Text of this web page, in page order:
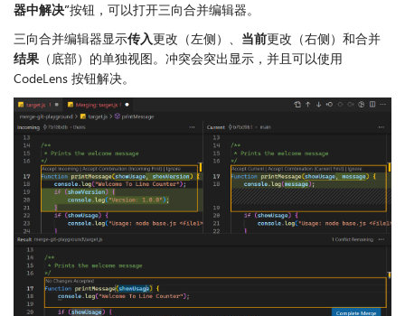
器中解决”按钮，可以打开三向合并编辑器。
三向合并编辑器显示传入更改（左侧）、 当前更改（右侧）和合并
结果 （底部）的单独视图。冲突会突出显示，并且可以使用
CodeLens 按钮解决。